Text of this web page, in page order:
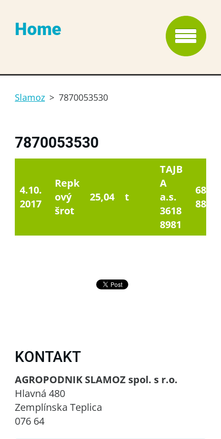
Home
Slamoz > 7870053530
7870053530
4.10.
2017
Repk
ový
šrot
25,04 t
TAJB
A
a.s.
3618
8981
6814,
88
KONTAKT
AGROPODNIK SLAMOZ spol. s r.o.
Hlavná 480
Zemplínska Teplica
076 64